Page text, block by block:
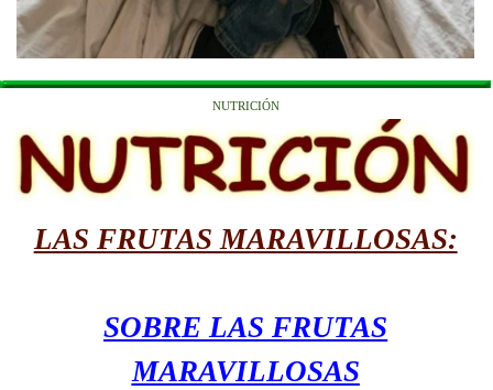
NUTRICIÓN
LAS FRUTAS MARAVILLOSAS:
SOBRE LAS FRUTAS
MARAVILLOSAS